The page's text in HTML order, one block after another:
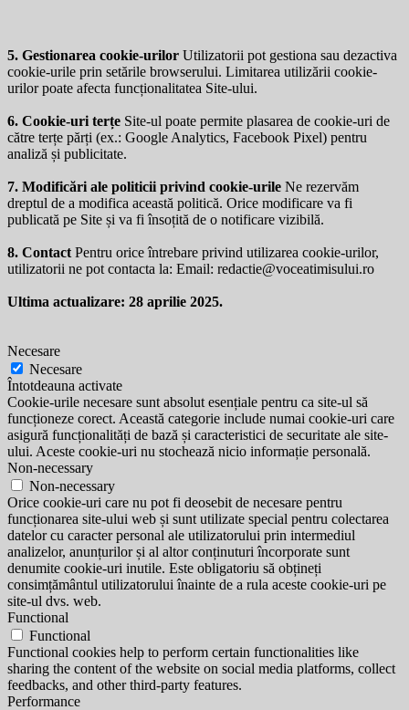
5. Gestionarea cookie-urilor Utilizatorii pot gestiona sau dezactiva
cookie-urile prin setările browserului. Limitarea utilizării cookie-
urilor poate afecta funcționalitatea Site-ului.
6. Cookie-uri terțe Site-ul poate permite plasarea de cookie-uri de
către terțe părți (ex.: Google Analytics, Facebook Pixel) pentru
analiză și publicitate.
7. Modificări ale politicii privind cookie-urile Ne rezervăm
dreptul de a modifica această politică. Orice modificare va fi
publicată pe Site și va fi însoțită de o notificare vizibilă.
8. Contact Pentru orice întrebare privind utilizarea cookie-urilor,
utilizatorii ne pot contacta la: Email: redactie@voceatimisului.ro
Ultima actualizare: 28 aprilie 2025.
Necesare
Necesare
Întotdeauna activate
Cookie-urile necesare sunt absolut esențiale pentru ca site-ul să
funcționeze corect. Această categorie include numai cookie-uri care
asigură funcționalități de bază și caracteristici de securitate ale site-
ului. Aceste cookie-uri nu stochează nicio informație personală.
Non-necessary
Non-necessary
Orice cookie-uri care nu pot fi deosebit de necesare pentru
funcționarea site-ului web și sunt utilizate special pentru colectarea
datelor cu caracter personal ale utilizatorului prin intermediul
analizelor, anunțurilor și al altor conținuturi încorporate sunt
denumite cookie-uri inutile. Este obligatoriu să obțineți
consimțământul utilizatorului înainte de a rula aceste cookie-uri pe
site-ul dvs. web.
Functional
Functional
Functional cookies help to perform certain functionalities like
sharing the content of the website on social media platforms, collect
feedbacks, and other third-party features.
Performance